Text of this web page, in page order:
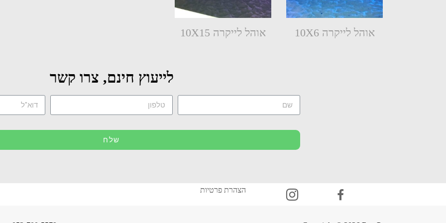
אוהל לייקרה 10X6 אוהל לייקרה 10X15
לייעוץ חינם, צרו קשר
שלח
הצהרת פרטיות